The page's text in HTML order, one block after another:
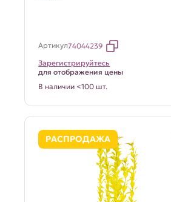
Артикул74044239
Зарегистрируйтесь
для отображения цены
В наличии <100 шт.
РАСПРОДАЖА